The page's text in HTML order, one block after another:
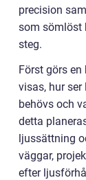
precision
som sömlöst
steg.
Först görs
visas, hur
behövs och
detta
ljussättning
väggar,
efter